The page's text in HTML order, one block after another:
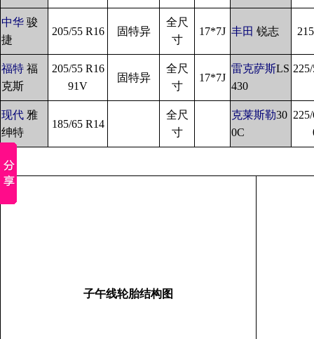
中华 骏
捷
205/55 R16 固特异
全尺
寸
17*7J 丰田 锐志
福特 福
克斯
205/55 R16
91V
固特异
全尺
寸
17*7J
雷克萨斯LS
430
现代 雅
绅特
185/65 R14
全尺
寸
克莱斯勒30
0C
子午线轮胎结构图